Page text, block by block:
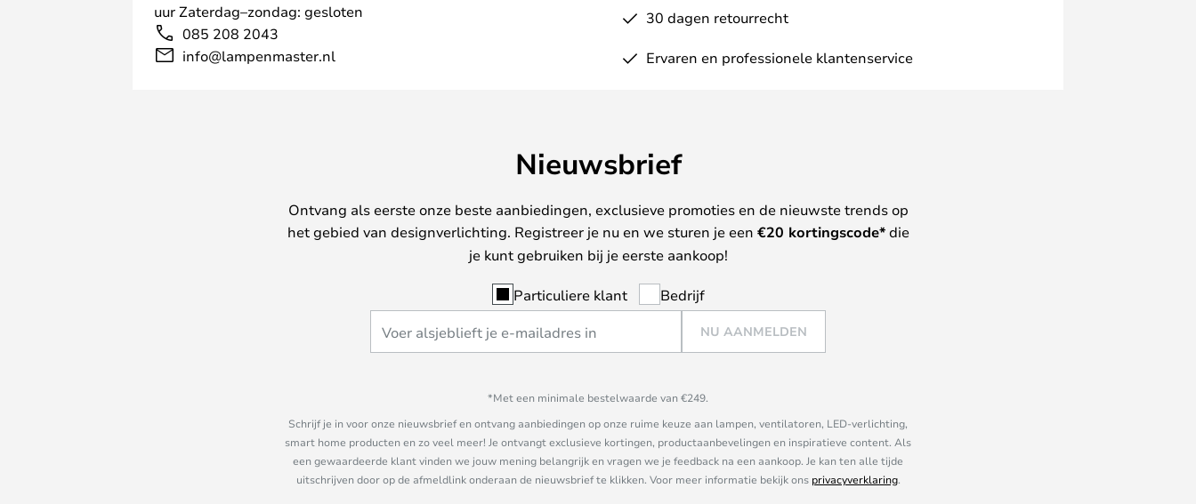
uur Zaterdag–zondag: gesloten
085 208 2043
info@lampenmaster.nl
30 dagen retourrecht
Ervaren en professionele klantenservice
Nieuwsbrief
Ontvang als eerste onze beste aanbiedingen, exclusieve promoties en de nieuwste trends op
het gebied van designverlichting. Registreer je nu en we sturen je een €20 kortingscode*die
je kunt gebruiken bij je eerste aankoop!
Particuliere klant Bedrijf
NU AANMELDEN
*Met een minimale bestelwaarde van €249.
Schrijf je in voor onze nieuwsbrief en ontvang aanbiedingen op onze ruime keuze aan lampen, ventilatoren, LED-verlichting,
smart home producten en zo veel meer! Je ontvangt exclusieve kortingen, productaanbevelingen en inspiratieve content. Als
een gewaardeerde klant vinden we jouw mening belangrijk en vragen we je feedback na een aankoop. Je kan ten alle tijde
uitschrijven door op de afmeldlink onderaan de nieuwsbrief te klikken. Voor meer informatie bekijk ons privacyverklaring.